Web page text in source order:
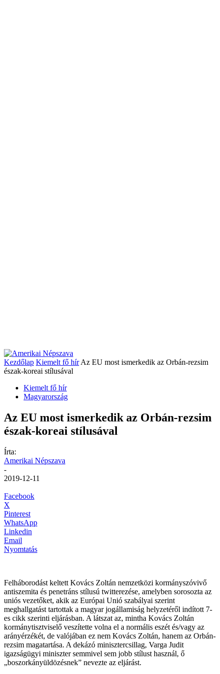
Kezdőlap Kiemelt fő hír Az EU most ismerkedik az Orbán-rezsim
észak-koreai stílusával
Kiemelt fő hír
Magyarország
Az EU most ismerkedik az Orbán-rezsim
észak-koreai stílusával
Írta:
Amerikai Népszava
-
2019-12-11
Facebook
X
Pinterest
WhatsApp
Linkedin
Email
Nyomtatás
Felháborodást keltett Kovács Zoltán nemzetközi kormányszóvivő
antiszemita és penetráns stílusú twitterezése, amelyben sorosozta az
uniós vezetőket, akik az Európai Unió szabályai szerint
meghallgatást tartottak a magyar jogállamiság helyzetéről indított 7-
es cikk szerinti eljárásban. A látszat az, mintha Kovács Zoltán
kormánytisztviselő veszítette volna el a normális eszét és/vagy az
arányérzékét, de valójában ez nem Kovács Zoltán, hanem az Orbán-
rezsim magatartása. A dekázó minisztercsillag, Varga Judit
igazságügyi miniszter semmivel sem jobb stílust használ, ő
„boszorkányüldözésnek” nevezte az eljárást.